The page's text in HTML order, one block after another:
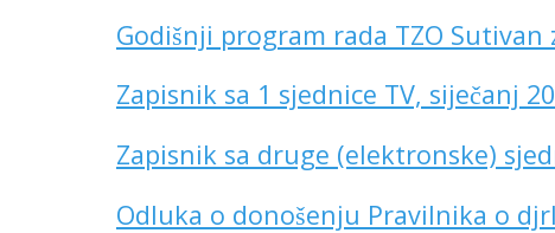
Godišnji program rada TZO Sutivan
Zapisnik sa 1 sjednice TV, siječanj
Zapisnik sa druge (elektronske)
Odluka o donošenju Pravilnika o